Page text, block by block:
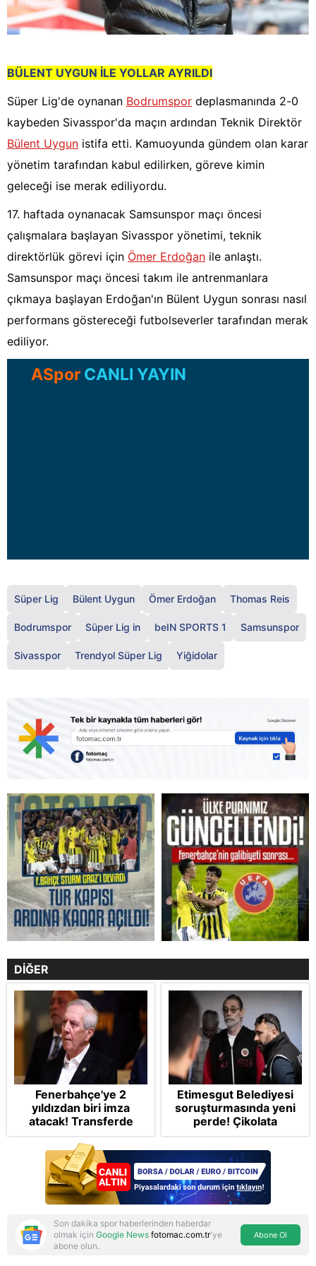
BÜLENT UYGUN İLE YOLLAR AYRILDI
Süper Lig'de oynanan Bodrumspor deplasmanında 2-0
kaybeden Sivasspor'da maçın ardından Teknik Direktör
Bülent Uygun istifa etti. Kamuoyunda gündem olan karar
yönetim tarafından kabul edilirken, göreve kimin
geleceği ise merak ediliyordu.
17. haftada oynanacak Samsunspor maçı öncesi
çalışmalara başlayan Sivasspor yönetimi, teknik
direktörlük görevi için Ömer Erdoğan ile anlaştı.
Samsunspor maçı öncesi takım ile antrenmanlara
çıkmaya başlayan Erdoğan'ın Bülent Uygun sonrası nasıl
performans göstereceği futbolseverler tarafından merak
ediliyor.
ASpor CANLI YAYIN
Süper Lig Bülent Uygun Ömer Erdoğan Thomas Reis
Bodrumspor Süper Lig in beIN SPORTS 1 Samsunspor
Sivasspor Trendyol Süper Lig Yiğidolar
DİĞER
Fenerbahçe'ye 2
yıldızdan biri imza
atacak! Transferde
golcü harekatı...
Etimesgut Belediyesi
soruşturmasında yeni
perde! Çikolata
kutusunda rüşvet ve
gizli oda iddiaları
dosyada
Son dakika spor haberlerinden haberdar
olmak için Google News fotomac.com.tr'ye
abone olun.
Abone Ol